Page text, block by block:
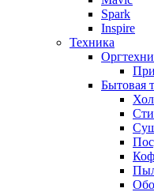
Spark
Inspire
Техника
Бытовая